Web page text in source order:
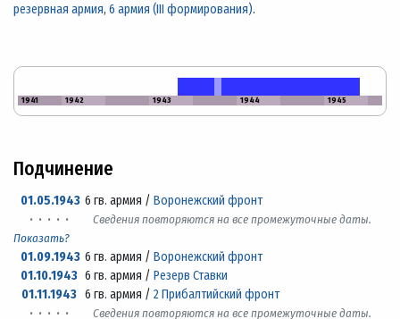
резервная армия, 6 армия (III формирования).
1941 1942 1943 1944 1945
Подчинение
01.05.19436 гв. армия /Воронежский фронт
· · · · ·
Сведения повторяются на все промежуточные даты.
Показать?
01.09.19436 гв. армия /Воронежский фронт
01.10.19436 гв. армия /Резерв Ставки
01.11.1943 6 гв. армия /2 Прибалтийский фронт
· · · · ·
Сведения повторяются на все промежуточные даты.